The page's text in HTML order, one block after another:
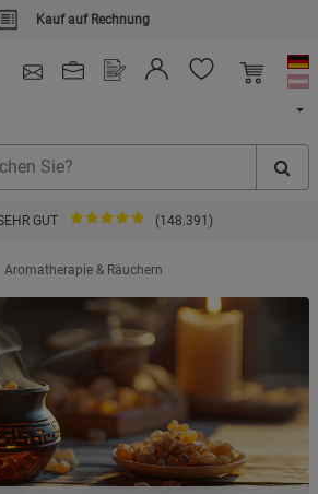
Kauf auf Rechnung
GUT (148.391)
Online-Shop
Aromatherapie & Räuchern